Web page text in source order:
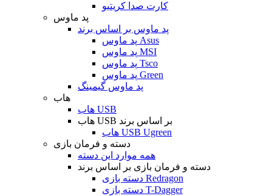
کارت صدا کریتیو
پد ماوس
پد ماوس بر اساس برند
پد ماوس Asus
پد ماوس MSI
پد ماوس Tsco
پد ماوس Green
پد ماوس گیمینگ
هاب
هاب USB
هاب USB بر اساس برند
هاب USB Ugreen
دسته و فرمان بازی
همه موارد این دسته
دسته و فرمان بازی بر اساس برند
دسته بازی Redragon
دسته بازی T-Dagger